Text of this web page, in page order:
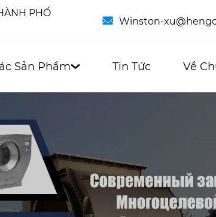
PHỐ
 Winston-
Sản Phẩm Tin Tức Về